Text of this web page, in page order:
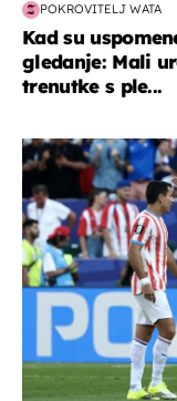
POKROVITELJ WATA
Kad su
gledanje: Mali
trenutke s ple...
svjetsko